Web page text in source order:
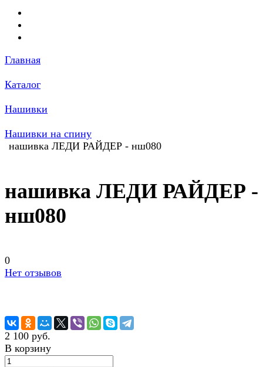
Главная
Каталог
Нашивки
Нашивки на спину
нашивка ЛЕДИ РАЙДЕР - нш080
нашивка ЛЕДИ РАЙДЕР -
нш080
0
Нет отзывов
2 100 руб.
В корзину